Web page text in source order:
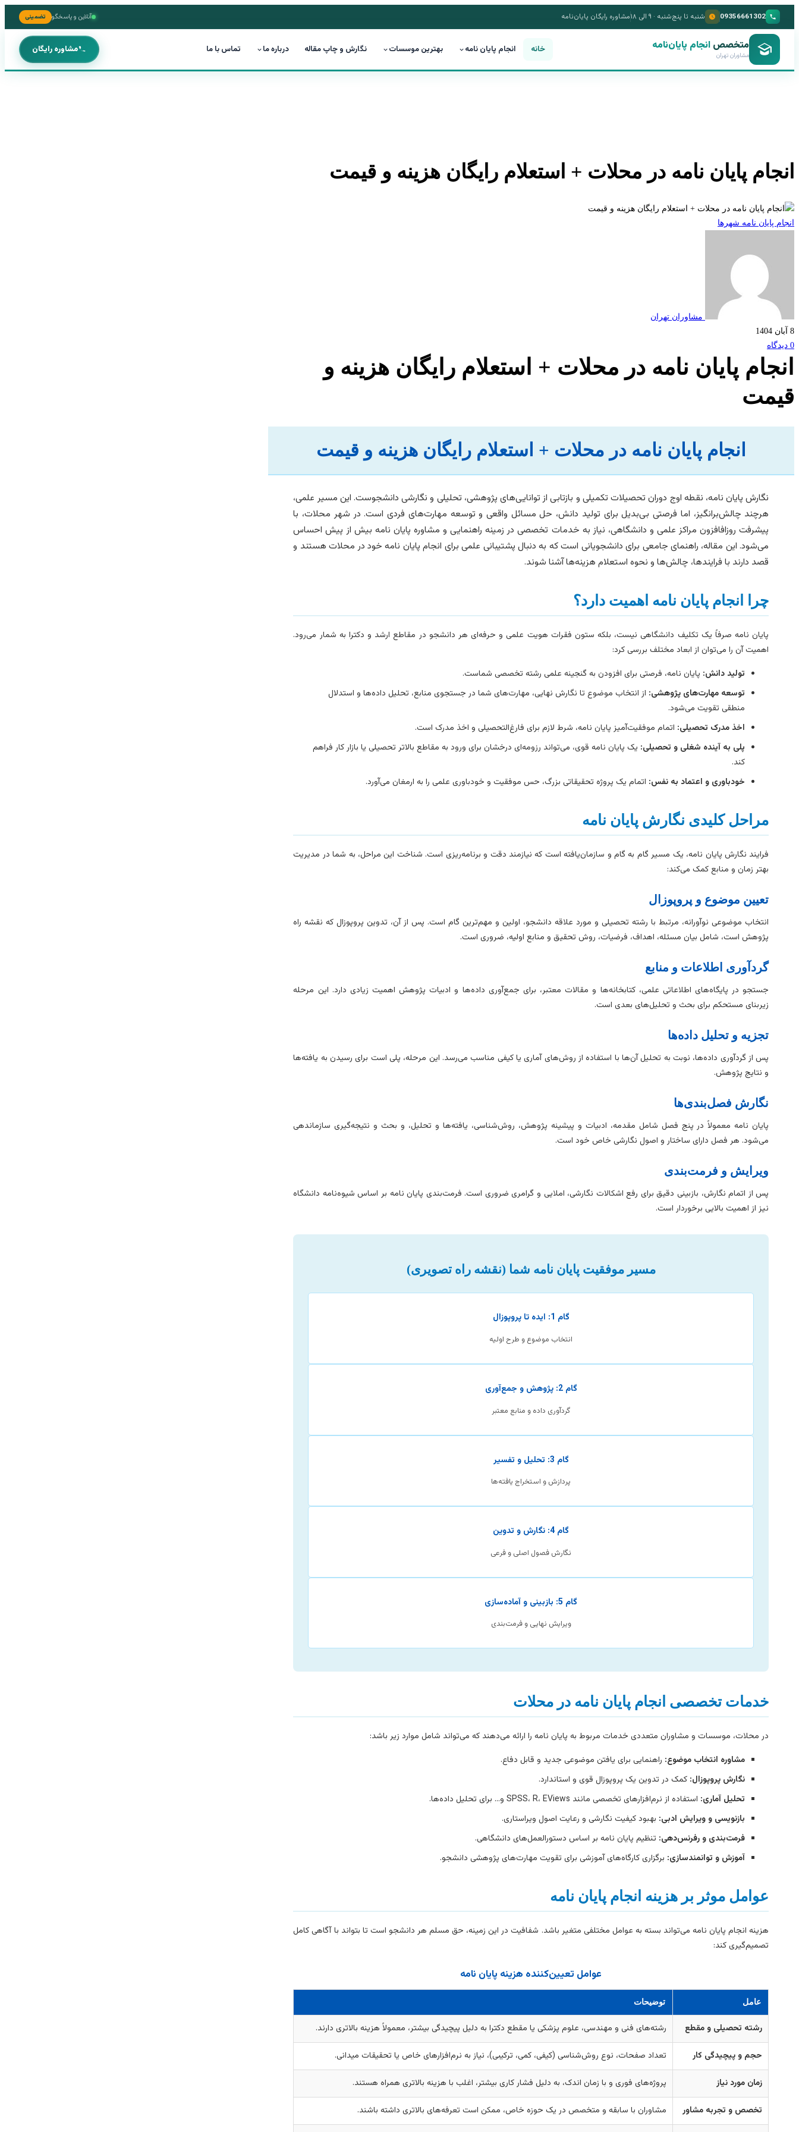
09356661302 شنبه تا پنج‌شنبه · ۹ الی ۱۸ مشاوره رایگان پایان‌نامه آنلاین و پاسخگو تضمینی
متخصص انجام پایان‌نامه
مشاوران تهران خانه انجام پایان نامه بهترین موسسات نگارش و چاپ مقاله درباره ما تماس با ما مشاوره رایگان
انجام پایان نامه در محلات + استعلام رایگان هزینه و قیمت
انجام پایان نامه شهرها
مشاوران تهران
8 آبان 1404
0 دیدگاه
انجام پایان نامه در محلات + استعلام رایگان هزینه و
قیمت
انجام پایان نامه در محلات + استعلام رایگان هزینه و قیمت
نگارش پایان نامه، نقطه اوج دوران تحصیلات تکمیلی و بازتابی از توانایی‌های پژوهشی، تحلیلی و نگارشی دانشجوست. این مسیر علمی،
هرچند چالش‌برانگیز، اما فرصتی بی‌بدیل برای تولید دانش، حل مسائل واقعی و توسعه مهارت‌های فردی است. در شهر محلات، با
پیشرفت روزافافزون مراکز علمی و دانشگاهی، نیاز به خدمات تخصصی در زمینه راهنمایی و مشاوره پایان نامه بیش از پیش احساس
می‌شود. این مقاله، راهنمای جامعی برای دانشجویانی است که به دنبال پشتیبانی علمی برای انجام پایان نامه خود در محلات هستند و
قصد دارند با فرایندها، چالش‌ها و نحوه استعلام هزینه‌ها آشنا شوند.
چرا انجام پایان نامه اهمیت دارد؟
پایان نامه صرفاً یک تکلیف دانشگاهی نیست، بلکه ستون فقرات هویت علمی و حرفه‌ای هر دانشجو در مقاطع ارشد و دکترا به شمار می‌رود.
اهمیت آن را می‌توان از ابعاد مختلف بررسی کرد:
تولید دانش: پایان نامه، فرصتی برای افزودن به گنجینه علمی رشته تخصصی شماست.
توسعه مهارت‌های پژوهشی: از انتخاب موضوع تا نگارش نهایی، مهارت‌های شما در جستجوی منابع، تحلیل داده‌ها و استدلال
منطقی تقویت می‌شود.
اخذ مدرک تحصیلی: اتمام موفقیت‌آمیز پایان نامه، شرط لازم برای فارغ‌التحصیلی و اخذ مدرک است.
پلی به آینده شغلی و تحصیلی: یک پایان نامه قوی، می‌تواند رزومه‌ای درخشان برای ورود به مقاطع بالاتر تحصیلی یا بازار کار فراهم
کند.
خودباوری و اعتماد به نفس: اتمام یک پروژه تحقیقاتی بزرگ، حس موفقیت و خودباوری علمی را به ارمغان می‌آورد.
مراحل کلیدی نگارش پایان نامه
فرایند نگارش پایان نامه، یک مسیر گام به گام و سازمان‌یافته است که نیازمند دقت و برنامه‌ریزی است. شناخت این مراحل، به شما در مدیریت
بهتر زمان و منابع کمک می‌کند:
تعیین موضوع و پروپوزال
انتخاب موضوعی نوآورانه، مرتبط با رشته تحصیلی و مورد علاقه دانشجو، اولین و مهم‌ترین گام است. پس از آن، تدوین پروپوزال که نقشه راه
پژوهش است، شامل بیان مسئله، اهداف، فرضیات، روش تحقیق و منابع اولیه، ضروری است.
گردآوری اطلاعات و منابع
جستجو در پایگاه‌های اطلاعاتی علمی، کتابخانه‌ها و مقالات معتبر، برای جمع‌آوری داده‌ها و ادبیات پژوهش اهمیت زیادی دارد. این مرحله
زیربنای مستحکم برای بحث و تحلیل‌های بعدی است.
تجزیه و تحلیل داده‌ها
پس از گردآوری داده‌ها، نوبت به تحلیل آن‌ها با استفاده از روش‌های آماری یا کیفی مناسب می‌رسد. این مرحله، پلی است برای رسیدن به یافته‌ها
و نتایج پژوهش.
نگارش فصل‌بندی‌ها
پایان نامه معمولاً در پنج فصل شامل مقدمه، ادبیات و پیشینه پژوهش، روش‌شناسی، یافته‌ها و تحلیل، و بحث و نتیجه‌گیری سازماندهی
می‌شود. هر فصل دارای ساختار و اصول نگارشی خاص خود است.
ویرایش و فرمت‌بندی
پس از اتمام نگارش، بازبینی دقیق برای رفع اشکالات نگارشی، املایی و گرامری ضروری است. فرمت‌بندی پایان نامه بر اساس شیوه‌نامه دانشگاه
نیز از اهمیت بالایی برخوردار است.
مسیر موفقیت پایان نامه شما (نقشه راه تصویری)
گام 1: ایده تا پروپوزال
انتخاب موضوع و طرح اولیه
گام 2: پژوهش و جمع‌آوری
گردآوری داده و منابع معتبر
گام 3: تحلیل و تفسیر
پردازش و استخراج یافته‌ها
گام 4: نگارش و تدوین
نگارش فصول اصلی و فرعی
گام 5: بازبینی و آماده‌سازی
ویرایش نهایی و فرمت‌بندی
خدمات تخصصی انجام پایان نامه در محلات
در محلات، موسسات و مشاوران متعددی خدمات مربوط به پایان نامه را ارائه می‌دهند که می‌تواند شامل موارد زیر باشد:
مشاوره انتخاب موضوع: راهنمایی برای یافتن موضوعی جدید و قابل دفاع.
نگارش پروپوزال: کمک در تدوین یک پروپوزال قوی و استاندارد.
تحلیل آماری: استفاده از نرم‌افزارهای تخصصی مانند SPSS، R، EViews و… برای تحلیل داده‌ها.
بازنویسی و ویرایش ادبی: بهبود کیفیت نگارشی و رعایت اصول ویراستاری.
فرمت‌بندی و رفرنس‌دهی: تنظیم پایان نامه بر اساس دستورالعمل‌های دانشگاهی.
آموزش و توانمندسازی: برگزاری کارگاه‌های آموزشی برای تقویت مهارت‌های پژوهشی دانشجو.
عوامل موثر بر هزینه انجام پایان نامه
هزینه انجام پایان نامه می‌تواند بسته به عوامل مختلفی متغیر باشد. شفافیت در این زمینه، حق مسلم هر دانشجو است تا بتواند با آگاهی کامل
تصمیم‌گیری کند:
عوامل تعیین‌کننده هزینه پایان نامه
عامل توضیحات
رشته تحصیلی و مقطع رشته‌های فنی و مهندسی، علوم پزشکی یا مقطع دکترا به دلیل پیچیدگی بیشتر، معمولاً هزینه بالاتری دارند.
حجم و پیچیدگی کار تعداد صفحات، نوع روش‌شناسی (کیفی، کمی، ترکیبی)، نیاز به نرم‌افزارهای خاص یا تحقیقات میدانی.
زمان مورد نیاز پروژه‌های فوری و با زمان اندک، به دلیل فشار کاری بیشتر، اغلب با هزینه بالاتری همراه هستند.
تخصص و تجربه مشاور مشاوران با سابقه و متخصص در یک حوزه خاص، ممکن است تعرفه‌های بالاتری داشته باشند.